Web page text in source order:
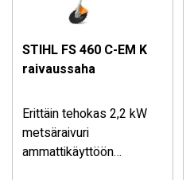
STIHL FS 460 C-EM K
raivaussaha
Erittäin tehokas 2,2 kW
metsäraivuri
ammattikäyttöön